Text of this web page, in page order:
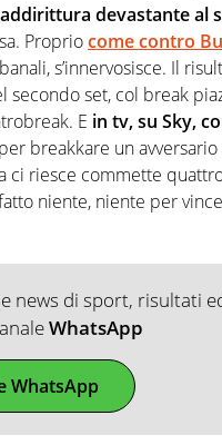
devastante al
Propriocome contro Bu
s’innervosisce. Il
secondo set, col break
E in tv, su Sky,
breakkare un avversario
ci riesce commette
niente, niente per
news di sport, risultati
WhatsApp
WhatsApp